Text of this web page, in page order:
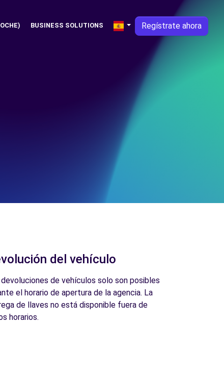
BUSINESS SOLUTIONS Regístrate ahora
del vehículo
devoluciones de vehículos solo son posibles
el horario de apertura de la agencia. La
de llaves no está disponible fuera de
horarios.